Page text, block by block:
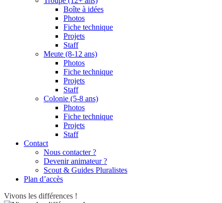
Boîte à idées
Photos
Fiche technique
Projets
Staff
Meute (8-12 ans)
Photos
Fiche technique
Projets
Staff
Colonie (5-8 ans)
Photos
Fiche technique
Projets
Staff
Contact
Nous contacter ?
Devenir animateur ?
Scout & Guides Pluralistes
Plan d’accès
Vivons les différences !